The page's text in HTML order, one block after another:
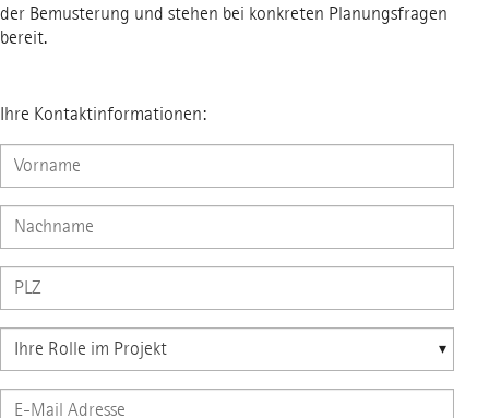
der Bemusterung und stehen bei konkreten Planungsfragen
bereit.
Ihre Kontaktinformationen: